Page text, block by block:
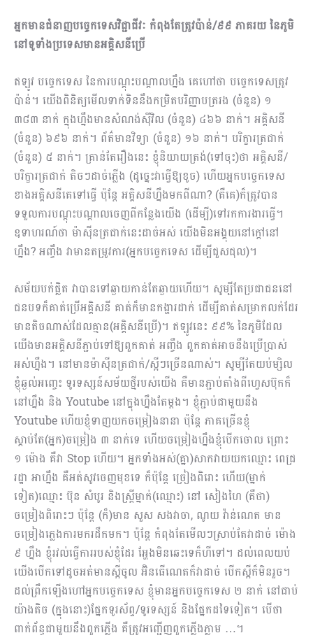
អ្នកមានជំនាញបច្ចេកទេសវិជ្ជាជីវៈ កំពុងតែត្រូវប៉ាន់/៩៩ ភាគរយ នៃភូមិ
នៅទូទាំងប្រទេសមានអគ្គិសនីប្រើ
ឥឡូវ បច្ចេកទេស នៃការបណ្តុះបណ្តាលហ្នឹង គេហៅថា បច្ចេកទេសត្រូវ
ប៉ាន់។ យើងពិនិត្យមើលទាក់ទិននឹងកម្រិតបរិញ្ញាបត្ររង (ចំនួន) ១
៣៨៣ នាក់ ក្នុងហ្នឹងមានសំណង់ស៊ីវិល (ចំនួន) ៤៦៦ នាក់។ អគ្គិសនី
(ចំនួន) ៦៩៦ នាក់។ ព័ត៌មានវិទ្យា (ចំនួន) ១៦ នាក់។ បរិក្ខារត្រជាក់
(ចំនួន) ៥ នាក់។ គ្រាន់តែរឿងនេះ ខ្ញុំនិយាយត្រង់(ទៅចុះ)ថា អគ្គិសនី/
បរិក្ខារត្រជាក់ តិចៗដាច់ភ្លើង (ដូច្នេះវាធ្វើឱ្យខូច) ហើយអ្នកបច្ចេកទេស
ខាងអគ្គិសនីគេទៅធ្វើ ប៉ុន្តែ អគ្គិសនីហ្នឹងមកពីណា? (គឺគេ)ក៏ត្រូវបាន
ទទួលការបណ្តុះបណ្តាលចេញពីកន្លែងយើង (ដើម្បី)ទៅរកការងារធ្វើ។
ឧទាហរណ៍ថា ម៉ាស៊ីនត្រជាក់នេះដាច់អស់ យើងមិនអង្គុយនៅក្តៅនៅ
ហ្នឹង? អញ្ចឹង វាមានតម្រូវការ(អ្នកបច្ចេកទេស ដើម្បីជួសជុល)។
សម័យបក់ផ្លិត វាបានទៅឆ្ងាយកាន់តែឆ្ងាយហើយ។ សូម្បីតែប្រជាជននៅ
ជនបទក៏គាត់ប្រើអគ្គិសនី គាត់ក៏មានកង្ហារដាក់ ដើម្បីគាត់សម្រាកលក់ដែរ
មានតិចណាស់ដែលគ្មាន(អគ្គិសនីប្រើ)។ ឥឡូវនេះ ៩៩% នៃភូមិដែល
យើងមានអគ្គិសនីភ្ជាប់ទៅឱ្យពួកគាត់ អញ្ចឹង ពួកគាត់អាចនឹងប្រើប្រាស់
អស់ហ្នឹង។ នៅមានម៉ាស៊ីនត្រជាក់/ស្អីៗច្រើនណាស់។ សូម្បីតែយប់ម្សិល
ខ្ញុំឆ្ងល់អញ្ចេះ ទូរទស្សន៍សម័យថ្មីរបស់យើង គឺមានភ្ជាប់តាំងពីហ្វេសប៊ុកក៏
នៅហ្នឹង និង Youtube នៅក្នុងហ្នឹងតែម្តង។ ខ្ញុំភ្ជាប់ជាមួយនឹង
Youtube ហើយខ្ញុំទាញយកចម្រៀងនានា ប៉ុន្តែ ភាគច្រើនខ្ញុំ
ស្តាប់តែ(អ្នក)ចម្រៀង ៣ នាក់ទេ ហើយចម្រៀងហ្នឹងខ្ញុំបើកចោល ព្រោះ
១ ម៉ោង គឺវា Stop ហើយ។ អ្នកទាំងអស់(គ្នា)សាកវាយយកឈ្មោះ ពេជ្រ
រដ្ឋា អាហ្នឹង គឺអត់សូវចេញមុខទេ ក៏ប៉ុន្តែ ច្រៀងពិរោះ ហើយ(ម្នាក់
ទៀត)ឈ្មោះ ប៊ុន សំបូរ និងស្ត្រីម្នាក់(ឈ្មោះ) នៅ សៀងហៃ (គឺថា)
ចម្រៀងពិរោះៗ ប៉ុន្តែ (ក៏)មាន សួស សងវាចា, ណូយ វ៉ាន់ណេត មាន
ចម្រៀងភ្លេងការមករដឹកមក។ ប៉ុន្តែ កំពុងតែមើលៗស្រាប់តែវាដាច់ ម៉ោង
៩ ហ្នឹង ខ្ញុំរវល់ធ្វើការរបស់ខ្ញុំដែរ អ្ហែងមិនឆេះទេក៏ហីទៅ។ ដល់ពេលយប់
យើងបើកទៅដូចអត់មានស្អីចូល អ៊ិនធើណេតក៏វាដា​ច់ បើកស្អីក៏មិនរួច។
ដល់ព្រឹកឡើងហៅអ្នកបច្ចេកទេស ខ្ញុំមានអ្នកបច្ចេកទេស ២ នាក់ នៅជាប់
យ៉ាងតិច (ក្នុងនោះ)ផ្នែកទូរស័ព្ទ/ទូរទស្សន៍ និងផ្នែកដទៃទៀត។ បើថា
ពាក់ព័ន្ធជាមួយនឹងពួកភ្លើង គឺត្រូវអញ្ជើញពួកភ្លើងភ្លាម …។